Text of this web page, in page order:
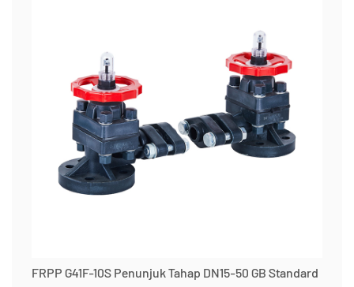
FRPP G41F-10S Penunjuk Tahap DN15-50 GB Standard